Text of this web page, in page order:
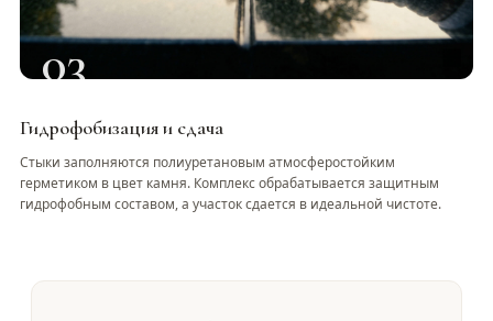
03
Гидрофобизация и сдача
Стыки заполняются полиуретановым атмосферостойким
герметиком в цвет камня. Комплекс обрабатывается защитным
гидрофобным составом, а участок сдается в идеальной чистоте.